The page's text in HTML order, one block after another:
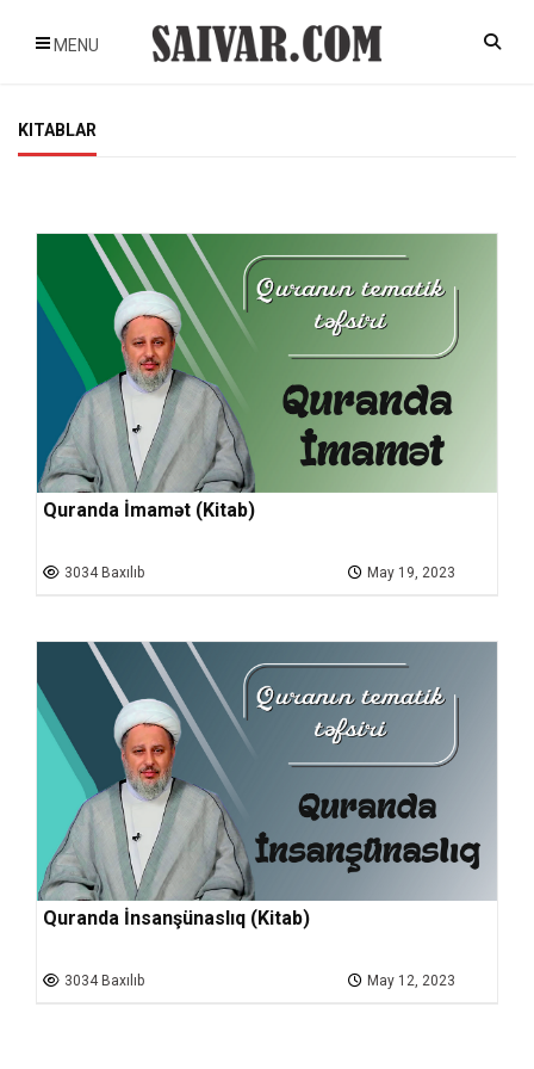
MENU
KITABLAR
Quranda İmamət (Kitab)
3034 Baxılıb May 19, 2023
Quranda İnsanşünaslıq (Kitab)
3034 Baxılıb May 12, 2023